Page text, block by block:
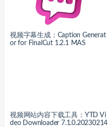
视频字幕生成：Caption Generat
or for FinalCut 1.2.1 MAS
视频网站内容下载工具：YTD Vi
deo Downloader 7.1.0.20230214